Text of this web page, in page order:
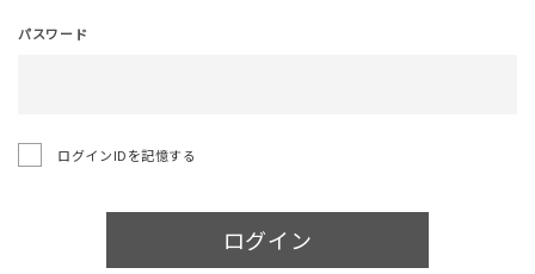
パスワード
ログインIDを記憶する
ログイン